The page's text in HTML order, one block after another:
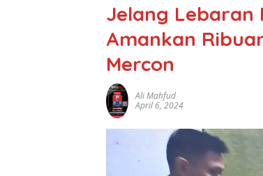
Jelang Lebaran
Amankan
Mercon
Ali Mahfud
April 6, 2024